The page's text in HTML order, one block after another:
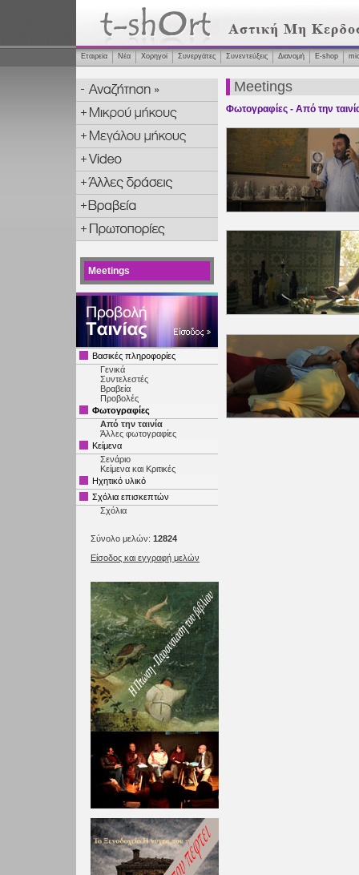
Εταιρεία Νέα Χορηγοί Συνεργάτες Συνεντεύξεις Διανομή Ε-shop
Meetings
Βασικές πληροφορίες
Γενικά
Συντελεστές
Βραβεία
Προβολές
Φωτογραφίες
Από την ταινία
Άλλες φωτογραφίες
Κείμενα
Σενάριο
Κείμενα και Κριτικές
Ηχητικό υλικό
Σχόλια επισκεπτών
Σχόλια
Σύνολο μελών: 12824
Είσοδος και εγγραφή μελών
Meetings
Φωτογραφίες - Από την